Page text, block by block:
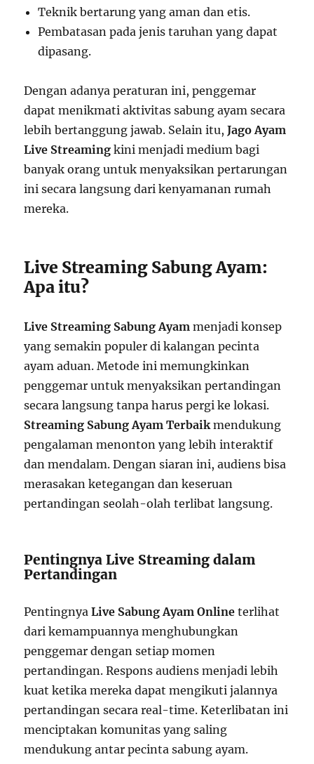
Teknik bertarung yang aman dan etis.
Pembatasan pada jenis taruhan yang dapat
dipasang.
Dengan adanya peraturan ini, penggemar
dapat menikmati aktivitas sabung ayam secara
lebih bertanggung jawab. Selain itu,Jago Ayam
Live Streaming kini menjadi medium bagi
banyak orang untuk menyaksikan pertarungan
ini secara langsung dari kenyamanan rumah
mereka.
Live Streaming Sabung Ayam:
Apa itu?
Live Streaming Sabung Ayam menjadi konsep
yang semakin populer di kalangan pecinta
ayam aduan. Metode ini memungkinkan
penggemar untuk menyaksikan pertandingan
secara langsung tanpa harus pergi ke lokasi.
Streaming Sabung Ayam Terbaik mendukung
pengalaman menonton yang lebih interaktif
dan mendalam. Dengan siaran ini, audiens bisa
merasakan ketegangan dan keseruan
pertandingan seolah-olah terlibat langsung.
Pentingnya Live Streaming dalam
Pertandingan
PentingnyaLive Sabung Ayam Online terlihat
dari kemampuannya menghubungkan
penggemar dengan setiap momen
pertandingan. Respons audiens menjadi lebih
kuat ketika mereka dapat mengikuti jalannya
pertandingan secara real-time. Keterlibatan ini
menciptakan komunitas yang saling
mendukung antar pecinta sabung ayam.